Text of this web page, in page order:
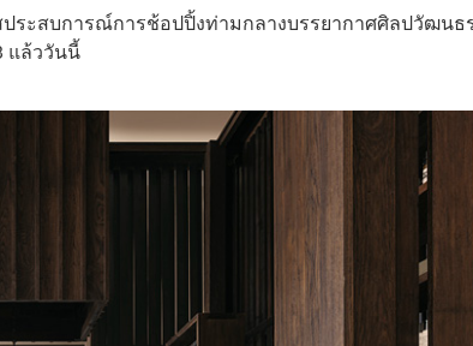
ระสบการณ์การช้อปปิ้งท่ามกลางบรรยากาศศิลปวัฒนธ
แล้ววันนี้